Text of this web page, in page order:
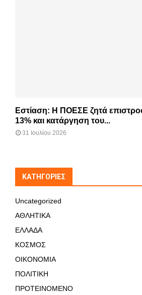
Εστίαση: Η ΠΟΕΣΕ ζητά
13% και κατάργηση του...
31 Ιουλίου 2026
KΑΤΗΓΟΡΊΕΣ
Uncategorized
ΑΘΛΗΤΙΚΑ
ΕΛΛΑΔΑ
ΚΟΣΜΟΣ
ΟΙΚΟΝΟΜΙΑ
ΠΟΛΙΤΙΚΗ
ΠΡΟΤΕΙΝΟΜΕΝΟ